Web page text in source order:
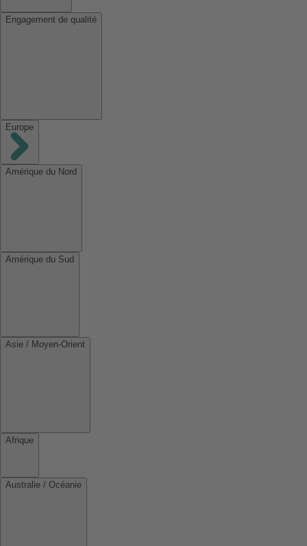
Engagement de qualité
Europe
Amérique du Nord
Amérique du Sud
Asie / Moyen-Orient
Afrique
Australie / Océanie